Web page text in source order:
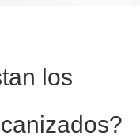
los